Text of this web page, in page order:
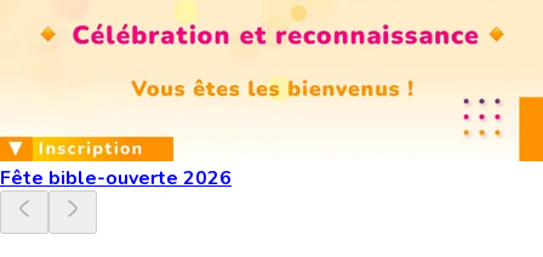
Fête bible-ouverte 2026